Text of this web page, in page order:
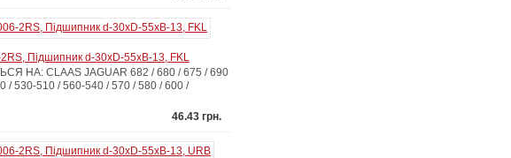
Підшипник d-30xD-55xB-13, FKL
НА: CLAAS JAGUAR 682 / 680 / 675 / 690
/ 530-510 / 560-540 / 570 / 580 / 600 /
46.43 грн.